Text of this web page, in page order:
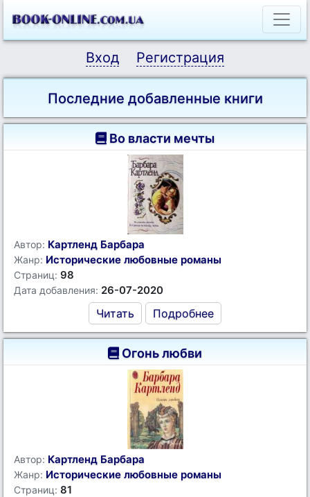
Вход Регистрация
Последние добавленные книги
Во власти мечты
Автор: Картленд Барбара
Жанр: Исторические любовные романы
Страниц: 98
Дата добавления: 26-07-2020
Читать Подробнее
Огонь любви
Автор: Картленд Барбара
Жанр: Исторические любовные романы
Страниц: 81